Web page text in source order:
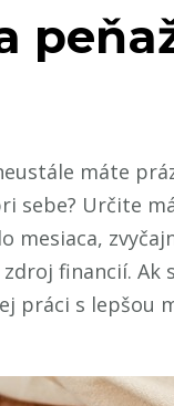
máte
sebe? Určite
mesiaca,
financií. Ak
práci s lepšou